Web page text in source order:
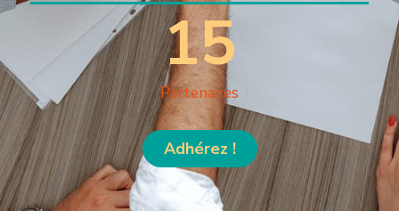
Partenaires
15
Adhérez !